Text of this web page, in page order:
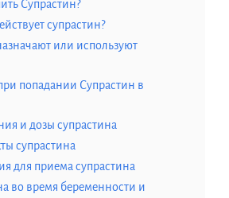
Супрастин?
супрастин?
или используют
попадании Супрастин в
и дозы супрастина
супрастина
для приема супрастина
во время беременности и